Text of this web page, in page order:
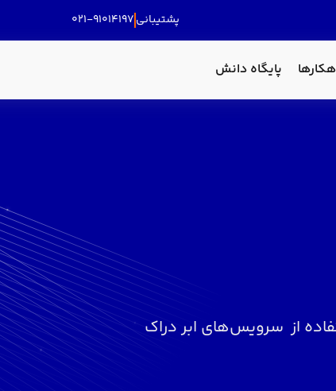
پشتیبانی۰۲۱-۹۱۰۱۴۱۹۷
پایگاه دانش
از سرویس‌های ابر دراک